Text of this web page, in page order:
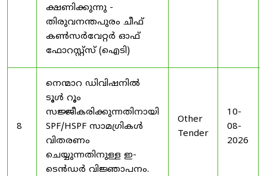
ക്ഷണിക്കുന്നു -
തിരുവനന്തപുരം ചീഫ്
കൺസർവേറ്റർ ഓഫ്
ഫോറസ്റ്റ്സ് (ഐടി)
8
നെന്മാറ ഡിവിഷനിൽ
ടൂൾ റൂം
സജ്ജീകരിക്കുന്നതിനായി
SPF/HSPF സാമഗ്രികൾ
വിതരണം
ചെയ്യുന്നതിനുള്ള ഇ-
ടെൻഡർ വിജ്ഞാപനം.
Other
Tender
10-
08-
2026